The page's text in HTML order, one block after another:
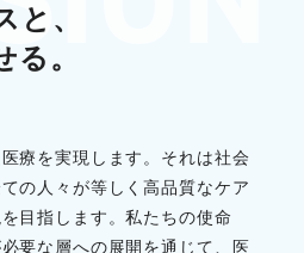
と、
る。
療を実現します。それは社会
の人々が等しく高品質なケア
目指します。私たちの使命
要な層への展開を通じて、医